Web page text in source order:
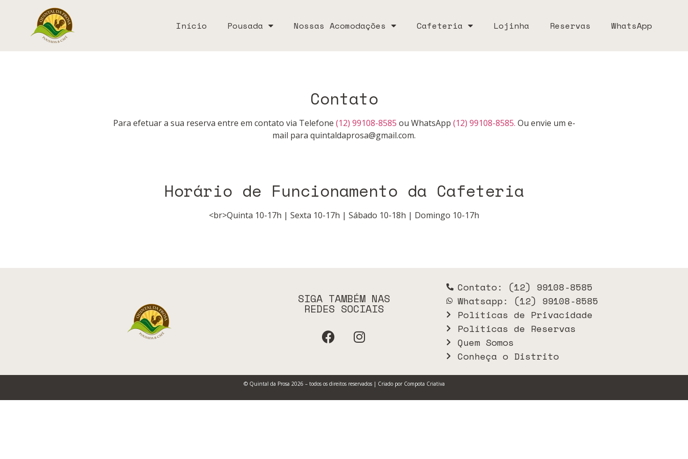
Início Pousada Nossas Acomodações Cafeteria Lojinha Reservas WhatsApp
Contato
Para efetuar a sua reserva entre em contato via Telefone (12) 99108-8585 ou WhatsApp (12) 99108-8585. Ou envie um e-
mail para quintaldaprosa@gmail.com.
Horário de Funcionamento da Cafeteria
<br>Quinta 10-17h | Sexta 10-17h | Sábado 10-18h | Domingo 10-17h
SIGA TAMBÉM NAS
REDES SOCIAIS
Contato: (12) 99108-8585
Whatsapp: (12) 99108-8585
Políticas de Privacidade
Políticas de Reservas
Quem Somos
Conheça o Distrito
© Quintal da Prosa 2026 – todos os direitos reservados | Criado por Compota Criativa